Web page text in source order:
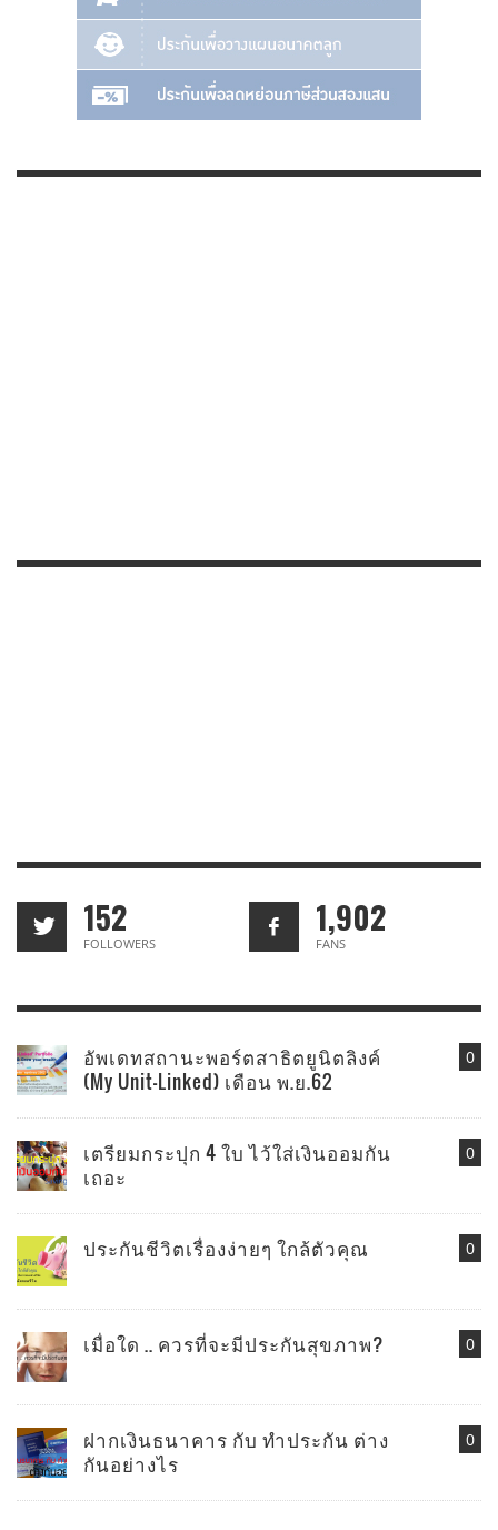
152
FOLLOWERS
1,902
FANS
0
อัพเดทสถานะพอร์ตสาธิตยูนิตลิงค์
(My Unit-Linked) เดือน พ.ย.62
0
เตรียมกระปุก 4 ใบ ไว้ใส่เงินออมกัน
เถอะ
0
ประกันชีวิตเรื่องง่ายๆ ใกล้ตัวคุณ
0
เมื่อใด .. ควรที่จะมีประกันสุขภาพ?
0
ฝากเงินธนาคาร กับ ทำประกัน ต่าง
กันอย่างไร